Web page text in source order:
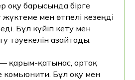
оқу барысында бірге
мен өтпелі кезеңді
Бұл күйіп кету мен
тәуекелін азайтады.
— қарым-қатынас, ортақ
комьюнити. Бұл оқу мен
чат-кеңесші
қоңырауын
ала аласыз.
басу арқылы
келісім